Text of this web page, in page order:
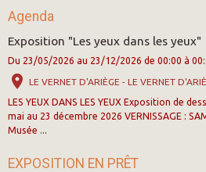
Agenda
Exposition "Les yeux dans les yeux"
Du 23/05/2026 au 23/12/2026 de 00:00 à
LE VERNET D'ARIÈGE - LE VERNET
LES YEUX DANS LES YEUX Exposition de
mai au 23 décembre 2026 VERNISSAGE :
Musée ...
EXPOSITION EN PRÊT